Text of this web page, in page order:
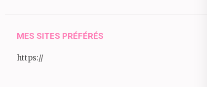
MES SITES PRÉFÉRÉS
https://